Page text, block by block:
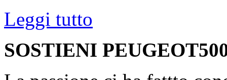
Leggi tutto
SOSTIENI